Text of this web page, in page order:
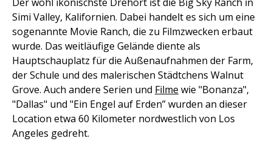
Simi Valley, Kalifornien. Dabei handelt es sich um eine
sogenannte Movie Ranch, die zu Filmzwecken erbaut
wurde. Das weitläufige Gelände diente als
Hauptschauplatz für die Außenaufnahmen der Farm,
der Schule und des malerischen Städtchens Walnut
Grove. Auch andere Serien und Filme wie "Bonanza",
"Dallas" und "Ein Engel auf Erden” wurden an dieser
Location etwa 60 Kilometer nordwestlich von Los
Angeles gedreht.